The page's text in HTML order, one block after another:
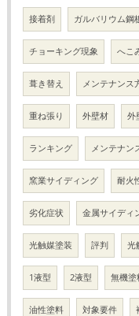
接着剤 ガルバリウム鋼
チョーキング現象 へこ
葺き替え メンテナンス
重ね張り 外壁材 外
ランキング メンテナン
窯業サイディング 耐火
劣化症状 金属サイディ
光触媒塗装 評判 光
1液型 2液型 無機塗
油性塗料 対象要件